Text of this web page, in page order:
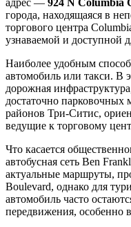
города, находящаяся в
торгового центра
узнаваемой и доступной
Наиболее удобным
автомобиль или такси. В
дорожная
достаточно парковочных
районов Три-Ситис,
ведущие к торговому
Что касается
автобусная сеть Ben
актуальные маршруты,
Boulevard, однако для
автомобиль часто
передвижения, особенно